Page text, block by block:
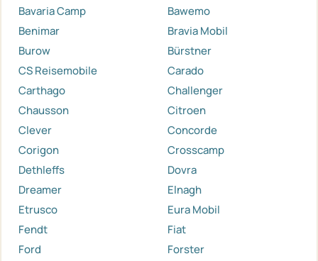
Bavaria Camp
Bawemo
Benimar
Bravia Mobil
Burow
Bürstner
CS Reisemobile
Carado
Carthago
Challenger
Chausson
Citroen
Clever
Concorde
Corigon
Crosscamp
Dethleffs
Dovra
Dreamer
Elnagh
Etrusco
Eura Mobil
Fendt
Fiat
Ford
Forster